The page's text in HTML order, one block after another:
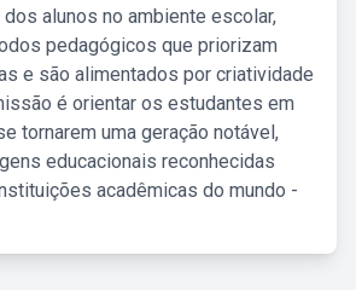
alunos no ambiente escolar,
pedagógicos que priorizam
e são alimentados por criatividade
é orientar os estudantes em
tornarem uma geração notável,
educacionais reconhecidas
acadêmicas do mundo -